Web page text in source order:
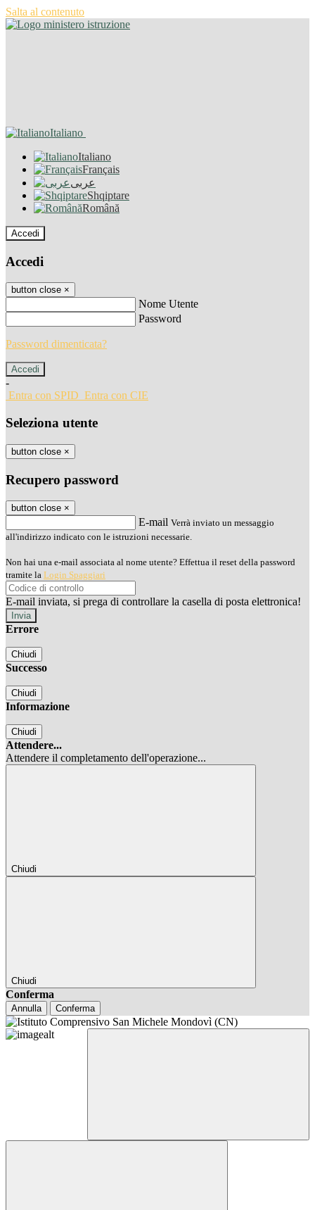
Salta al contenuto
Italiano
Italiano
Français
عربى
Shqiptare
Română
Accedi
Accedi
button close ×
Nome Utente
Password
Password dimenticata?
-
Entra con SPID Entra con CIE
Seleziona utente
button close ×
Recupero password
button close ×
E-mail Verrà inviato un messaggio
all'indirizzo indicato con le istruzioni necessarie.
Non hai una e-mail associata al nome utente? Effettua il reset della password
tramite la Login Spaggiari
E-mail inviata, si prega di controllare la casella di posta elettronica!
Errore
Chiudi
Successo
Chiudi
Informazione
Chiudi
Attendere...
Attendere il completamento dell'operazione...
Chiudi
Chiudi
Conferma
Annulla Conferma